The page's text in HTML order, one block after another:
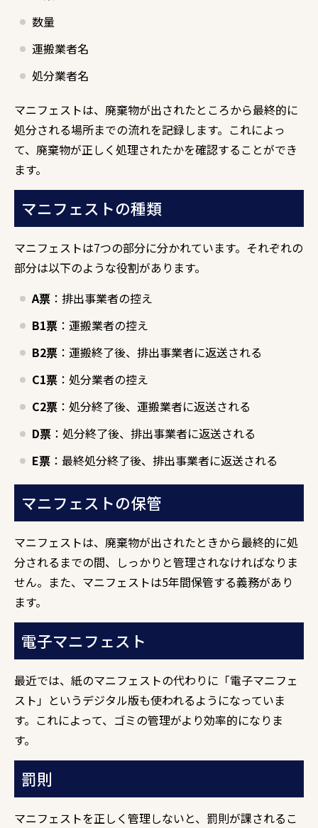
数量
運搬業者名
処分業者名
マニフェストは、廃棄物が出されたところから最終的に
処分される場所までの流れを記録します。これによっ
て、廃棄物が正しく処理されたかを確認することができ
ます。
マニフェストの種類
マニフェストは7つの部分に分かれています。それぞれの
部分は以下のような役割があります。
A票 ：排出事業者の控え
B1票 ：運搬業者の控え
B2票 ：運搬終了後、排出事業者に返送される
C1票 ：処分業者の控え
C2票 ：処分終了後、運搬業者に返送される
D票 ：処分終了後、排出事業者に返送される
E票 ：最終処分終了後、排出事業者に返送される
マニフェストの保管
マニフェストは、廃棄物が出されたときから最終的に処
分されるまでの間、しっかりと管理されなければなりま
せん。また、マニフェストは5年間保管する義務があり
ます。
電子マニフェスト
最近では、紙のマニフェストの代わりに「電子マニフェ
スト」というデジタル版も使われるようになっていま
す。これによって、ゴミの管理がより効率的になりま
す。
罰則
マニフェストを正しく管理しないと、罰則が課されるこ